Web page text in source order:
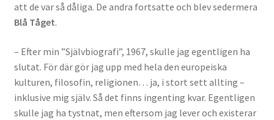
att de var så dåliga. De andra fortsatte och blev sedermera
Blå Tåget.
– Efter min ”Självbiografi”, 1967, skulle jag egentligen ha
slutat. För där gör jag upp med hela den europeiska
kulturen, filosofin, religionen… ja, i stort sett allting –
inklusive mig själv. Så det finns ingenting kvar. Egentligen
skulle jag ha tystnat, men eftersom jag lever och existerar